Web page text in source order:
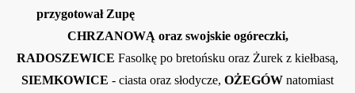
przygotował Zupę
CHRZANOWĄ oraz swojskie ogóreczki,
RADOSZEWICE Fasolkę po bretońsku oraz Żurek z kiełbasą,
SIEMKOWICE - ciasta oraz słodycze, OŻEGÓW natomiast